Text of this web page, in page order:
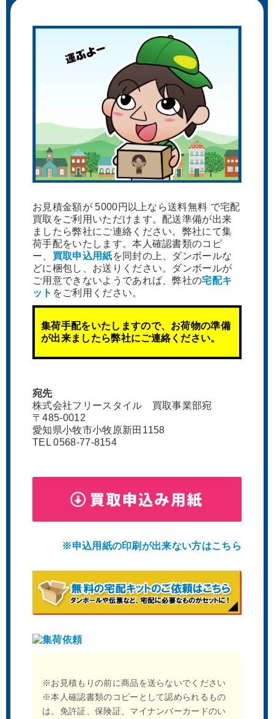
お見積金額が 5000円以上なら送料無料 で宅配
買取をご利用いただけます。配送準備が出来
ましたら弊社にご連絡ください。弊社にて集
荷手配をいたします。本人確認書類のコピ
ー、 買取申込用紙を同封の上、ダンボールな
どに梱包し、お送りください。ダンボールが
ご用意できないようであれば、弊社の宅配キ
ット をご利用ください。
集荷手配をいたしますので、お荷物の準備
が出来ましたら弊社にご連絡ください。
宛先
株式会社フリースタイル 買取事業部宛
〒485-0012
愛知県小牧市小牧原新田1158
TEL 0568-77-8154
※申込用紙の印刷が出来ない方はこちら
※お見積もりの前に商品を送らないでください
※本人確認書類のコピーとして認められるもの
は、免許証、保険証、マイナンバーカードのい